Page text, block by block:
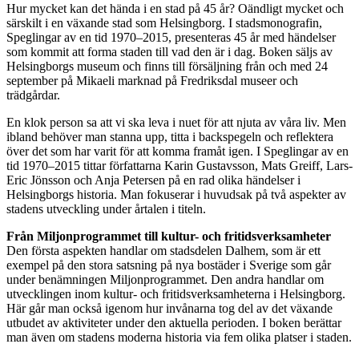
Hur mycket kan det hända i en stad på 45 år? Oändligt mycket och
särskilt i en växande stad som Helsingborg. I stadsmonografin,
Speglingar av en tid 1970–2015, presenteras 45 år med händelser
som kommit att forma staden till vad den är i dag. Boken säljs av
Helsingborgs museum och finns till försäljning från och med 24
september på Mikaeli marknad på Fredriksdal museer och
trädgårdar.
En klok person sa att vi ska leva i nuet för att njuta av våra liv. Men
ibland behöver man stanna upp, titta i backspegeln och reflektera
över det som har varit för att komma framåt igen. I Speglingar av en
tid 1970–2015 tittar författarna Karin Gustavsson, Mats Greiff, Lars-
Eric Jönsson och Anja Petersen på en rad olika händelser i
Helsingborgs historia. Man fokuserar i huvudsak på två aspekter av
stadens utveckling under årtalen i titeln.
Från Miljonprogrammet till kultur- och fritidsverksamheter
Den första aspekten handlar om stadsdelen Dalhem, som är ett
exempel på den stora satsning på nya bostäder i Sverige som går
under benämningen Miljonprogrammet. Den andra handlar om
utvecklingen inom kultur- och fritidsverksamheterna i Helsingborg.
Här går man också igenom hur invånarna tog del av det växande
utbudet av aktiviteter under den aktuella perioden. I boken berättar
man även om stadens moderna historia via fem olika platser i staden.